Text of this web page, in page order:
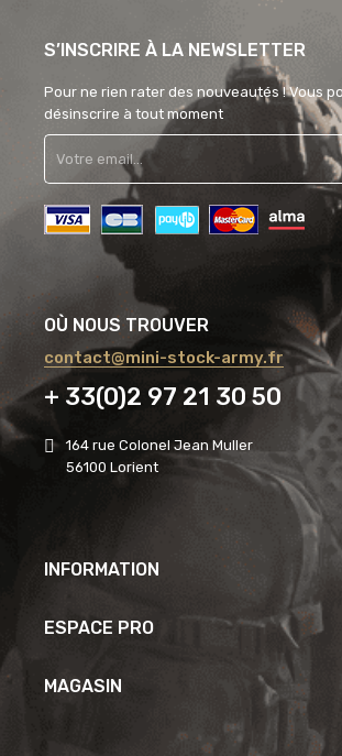
S’INSCRIRE À LA NEWSLETTER
Pour ne rien rater des nouveautés ! Vous
désinscrire à tout moment
OÙ NOUS TROUVER
contact@mini-stock-army.fr
+ 33(0)2 97 21 30 50
164 rue Colonel Jean Muller
56100 Lorient
INFORMATION
ESPACE PRO
MAGASIN